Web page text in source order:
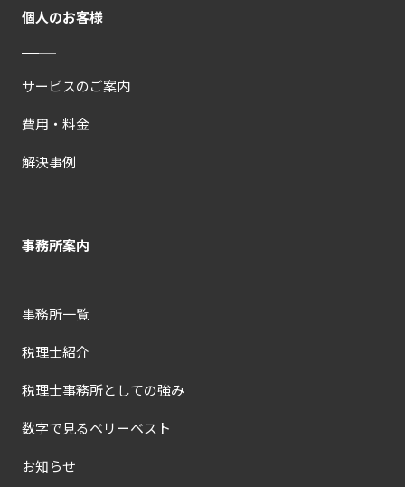
個人のお客様
サービスのご案内
費用・料金
解決事例
事務所案内
事務所一覧
税理士紹介
税理士事務所としての強み
数字で見るベリーベスト
お知らせ